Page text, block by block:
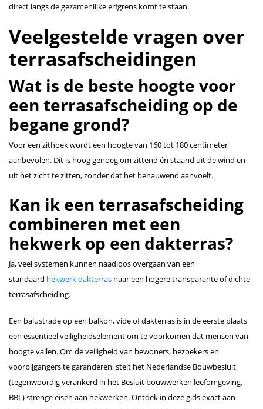
direct langs de gezamenlijke erfgrens komt te staan.
Veelgestelde vragen over
terrasafscheidingen
Wat is de beste hoogte voor
een terrasafscheiding op de
begane grond?
Voor een zithoek wordt een hoogte van 160 tot 180 centimeter
aanbevolen. Dit is hoog genoeg om zittend én staand uit de wind en
uit het zicht te zitten, zonder dat het benauwend aanvoelt.
Kan ik een terrasafscheiding
combineren met een
hekwerk op een dakterras?
Ja, veel systemen kunnen naadloos overgaan van een
standaard hekwerk dakterras naar een hogere transparante of dichte
terrasafscheiding.
Een balustrade op een balkon, vide of dakterras is in de eerste plaats
een essentieel veiligheidselement om te voorkomen dat mensen van
hoogte vallen. Om de veiligheid van bewoners, bezoekers en
voorbijgangers te garanderen, stelt het Nederlandse Bouwbesluit
(tegenwoordig verankerd in het Besluit bouwwerken leefomgeving,
BBL) strenge eisen aan hekwerken. Ontdek in deze gids exact aan